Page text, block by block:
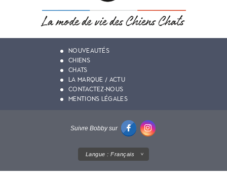
NOUVEAUTÉS
CHIENS
CHATS
LA MARQUE / ACTU
CONTACTEZ-NOUS
MENTIONS LÉGALES
Suivre Bobby sur
Langue :Français